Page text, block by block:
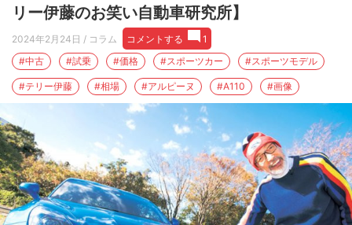
リー伊藤のお笑い自動車研究所】
2024年2月24日 / コラム コメントする
1
#中古
#試乗 #価格 #スポーツカー #スポーツモデル
#テリー伊藤 #相場 #アルピーヌ #A110 #画像